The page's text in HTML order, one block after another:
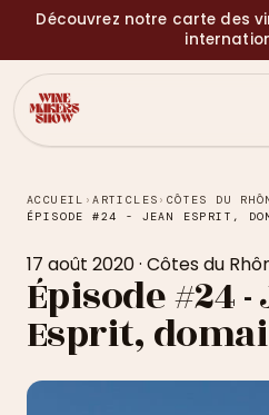
Découvrez notre carte des
ACCUEIL ›ARTICLES › CÔTES DU
ÉPISODE #24 - JEAN ESPRIT,
17 août 2020· Côtes du
Épisode #24 -
Esprit,